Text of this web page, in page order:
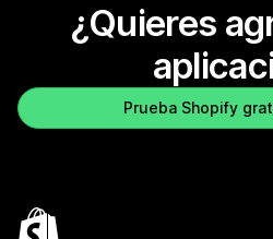
¿Quieres
Prueba Shopify